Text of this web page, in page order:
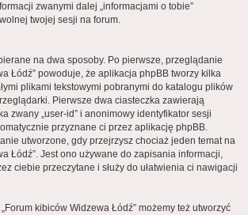
zwanymi dalej „informacjami o tobie”
twojej sesji na forum.
na dwa sposoby. Po pierwsze, przeglądanie
Łódź” powoduje, że aplikacja phpBB tworzy kilka
plikami tekstowymi pobranymi do katalogu plików
Pierwsze dwa ciasteczka zawierają
zwany „user-id” i anonimowy identyfikator sesji
przyznane ci przez aplikację phpBB.
utworzone, gdy przejrzysz chociaż jeden temat na
Łódź”. Jest ono używane do zapisania informacji,
ciebie przeczytane i służy do ułatwienia ci nawigacji
kibiców Widzewa Łódź” możemy też utworzyć